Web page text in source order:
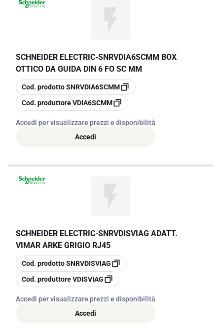
SCHNEIDER ELECTRIC-SNRVDIA6SCMM BOX
OTTICO DA GUIDA DIN 6 FO SC MM
copia
Cod. prodottoSNRVDIA6SCMM
copia
Cod. produttoreVDIA6SCMM
Accedi per visualizzare prezzi e disponibilità
Accedi
SCHNEIDER ELECTRIC-SNRVDISVIAG ADATT.
VIMAR ARKE GRIGIO RJ45
copia
Cod. prodottoSNRVDISVIAG
copia
Cod. produttoreVDISVIAG
Accedi per visualizzare prezzi e disponibilità
Accedi